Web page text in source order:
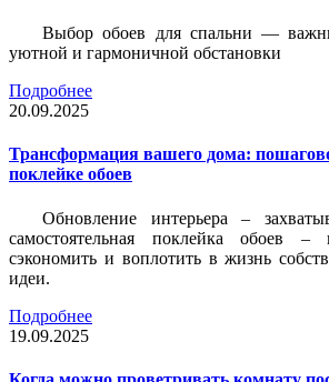
Выбор обоев для спальни —
уютной и гармоничной обстановки
Подробнее
20.09.2025
Трансформация вашего дома:
поклейке обоев
Обновление интерьера –
самостоятельная поклейка обоев –
сэкономить и воплотить в жизнь
идеи.
Подробнее
19.09.2025